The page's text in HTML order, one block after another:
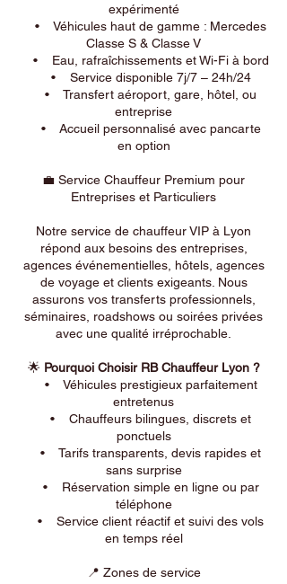
expérimenté
• Véhicules haut de gamme : Mercedes
Classe S & Classe V
• Eau, rafraîchissements et Wi-Fi à bord
• Service disponible 7j/7 – 24h/24
• Transfert aéroport, gare, hôtel, ou
entreprise
• Accueil personnalisé avec pancarte
en option
💼 Service Chauffeur Premium pour
Entreprises et Particuliers
Notre service de chauffeur VIP à Lyon
répond aux besoins des entreprises,
agences événementielles, hôtels, agences
de voyage et clients exigeants. Nous
assurons vos transferts professionnels,
séminaires, roadshows ou soirées privées
avec une qualité irréprochable.
🌟 Pourquoi Choisir RB Chauffeur Lyon ?
• Véhicules prestigieux parfaitement
entretenus
• Chauffeurs bilingues, discrets et
ponctuels
• Tarifs transparents, devis rapides et
sans surprise
• Réservation simple en ligne ou par
téléphone
• Service client réactif et suivi des vols
en temps réel
📍 Zones de service